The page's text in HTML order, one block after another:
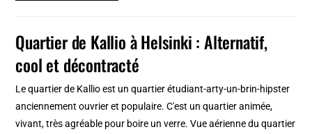
Architecture
et
pratiques
Quartier de Kallio à Helsinki : Alternatif,
cool et décontracté
Le quartier de Kallio est un quartier étudiant-arty-un-brin-hipster
anciennement ouvrier et populaire. C'est un quartier animée,
vivant, très agréable pour boire un verre. Vue aérienne du quartier